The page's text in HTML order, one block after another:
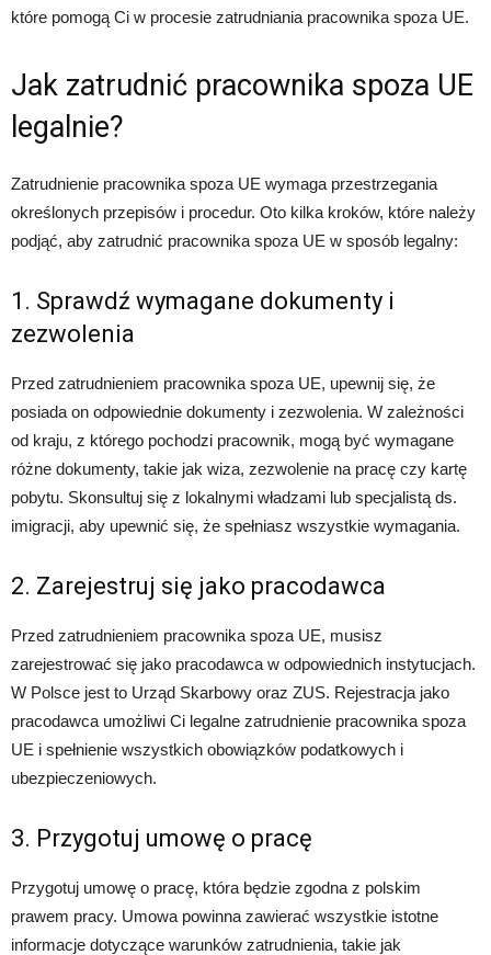
które pomogą Ci w procesie zatrudniania pracownika spoza UE.
Jak zatrudnić pracownika spoza UE
legalnie?
Zatrudnienie pracownika spoza UE wymaga przestrzegania
określonych przepisów i procedur. Oto kilka kroków, które należy
podjąć, aby zatrudnić pracownika spoza UE w sposób legalny:
1. Sprawdź wymagane dokumenty i
zezwolenia
Przed zatrudnieniem pracownika spoza UE, upewnij się, że
posiada on odpowiednie dokumenty i zezwolenia. W zależności
od kraju, z którego pochodzi pracownik, mogą być wymagane
różne dokumenty, takie jak wiza, zezwolenie na pracę czy kartę
pobytu. Skonsultuj się z lokalnymi władzami lub specjalistą ds.
imigracji, aby upewnić się, że spełniasz wszystkie wymagania.
2. Zarejestruj się jako pracodawca
Przed zatrudnieniem pracownika spoza UE, musisz
zarejestrować się jako pracodawca w odpowiednich instytucjach.
W Polsce jest to Urząd Skarbowy oraz ZUS. Rejestracja jako
pracodawca umożliwi Ci legalne zatrudnienie pracownika spoza
UE i spełnienie wszystkich obowiązków podatkowych i
ubezpieczeniowych.
3. Przygotuj umowę o pracę
Przygotuj umowę o pracę, która będzie zgodna z polskim
prawem pracy. Umowa powinna zawierać wszystkie istotne
informacje dotyczące warunków zatrudnienia, takie jak